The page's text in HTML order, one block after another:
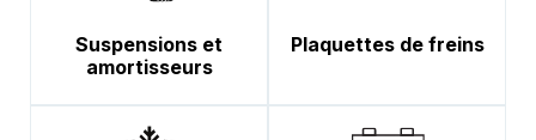
Suspensions et
amortisseurs
Plaquettes de freins